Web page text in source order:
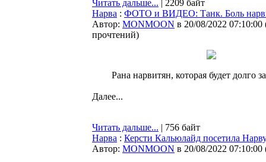
Читать дальше... | 2209 байт
Нарва : ФОТО и ВИДЕО: Танк. Боль
Автор: MONMOON в 20/08/2022 07:10:00
прочтений)
Рана нарвитян, которая будет долго
Далее...
Читать дальше... | 756 байт
Нарва : Керсти Кальюлайд посетила
Автор: MONMOON в 20/08/2022 07:10:00